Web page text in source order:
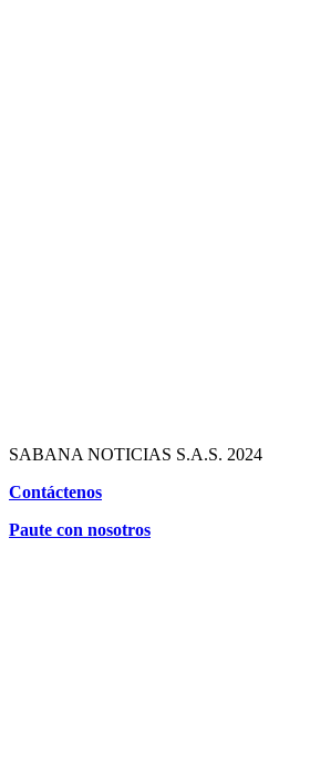
SABANA NOTICIAS S.A.S. 2024
Contáctenos
Paute con nosotros